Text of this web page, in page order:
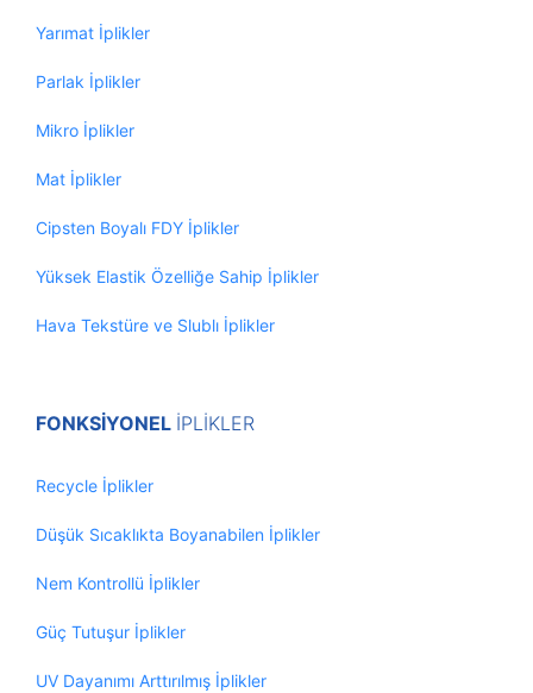
Yarımat İplikler
Parlak İplikler
Mikro İplikler
Mat İplikler
Cipsten Boyalı FDY İplikler
Yüksek Elastik Özelliğe Sahip İplikler
Hava Tekstüre ve Slublı İplikler
FONKSİYONEL İPLİKLER
Recycle İplikler
Düşük Sıcaklıkta Boyanabilen İplikler
Nem Kontrollü İplikler
Güç Tutuşur İplikler
UV Dayanımı Arttırılmış İplikler